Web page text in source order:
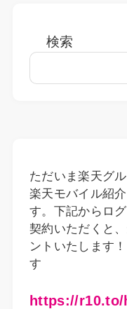
検索
ただいま楽天グ
楽天モバイル紹
す。下記からロ
契約いただくと
ントいたします
す
https://r10.to/